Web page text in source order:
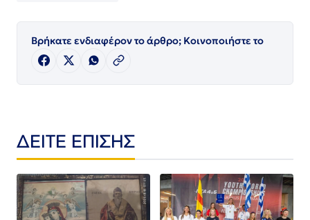
Βρήκατε ενδιαφέρον το άρθρο; Κοινοποιήστε το
ΔΕΙΤΕ ΕΠΙΣΗΣ